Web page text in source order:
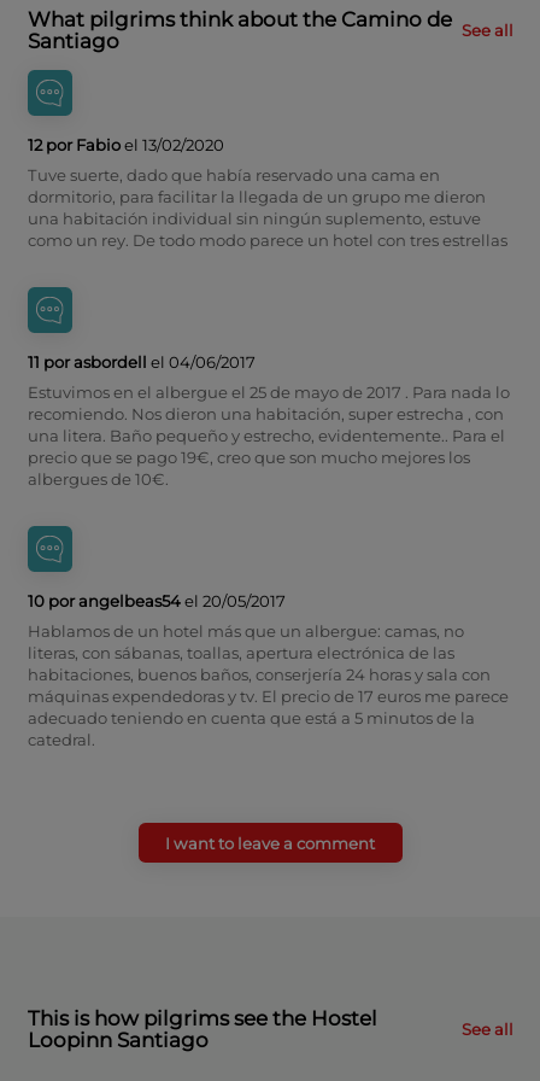
What pilgrims think about the Camino de
Santiago
See all
12 por Fabioel 13/02/2020
Tuve suerte, dado que había reservado una cama en
dormitorio, para facilitar la llegada de un grupo me dieron
una habitación individual sin ningún suplemento, estuve
como un rey. De todo modo parece un hotel con tres estrellas
11 por asbordell el 04/06/2017
Estuvimos en el albergue el 25 de mayo de 2017 . Para nada lo
recomiendo. Nos dieron una habitación, super estrecha , con
una litera. Baño pequeño y estrecho, evidentemente.. Para el
precio que se pago 19€, creo que son mucho mejores los
albergues de 10€.
10 por angelbeas54el 20/05/2017
Hablamos de un hotel más que un albergue: camas, no
literas, con sábanas, toallas, apertura electrónica de las
habitaciones, buenos baños, conserjería 24 horas y sala con
máquinas expendedoras y tv. El precio de 17 euros me parece
adecuado teniendo en cuenta que está a 5 minutos de la
catedral.
I want to leave a comment
This is how pilgrims see the Hostel
Loopinn Santiago
See all